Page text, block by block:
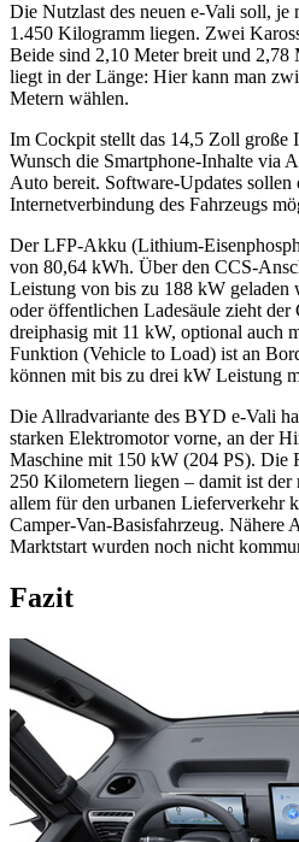
Die Nutzlast des neuen e-Vali soll,
1.450 Kilogramm liegen. Zwei
Beide sind 2,10 Meter breit und 2,78
liegt in der Länge: Hier kann man
Metern wählen.
Im Cockpit stellt das 14,5 Zoll große
Wunsch die Smartphone-Inhalte via
Auto bereit. Software-Updates
Internetverbindung des Fahrzeugs
Der LFP-Akku (Lithium-
von 80,64 kWh. Über den CCS-
Leistung von bis zu 188 kW geladen
oder öffentlichen Ladesäule zieht der
dreiphasig mit 11 kW, optional auch
Funktion (Vehicle to Load) ist an
können mit bis zu drei kW Leistung
Die Allradvariante des BYD e-Vali
starken Elektromotor vorne, an der
Maschine mit 150 kW (204 PS). Die
250 Kilometern liegen – damit ist der
allem für den urbanen Lieferverkehr
Camper-Van-Basisfahrzeug. Nähere
Marktstart wurden noch nicht
Fazit